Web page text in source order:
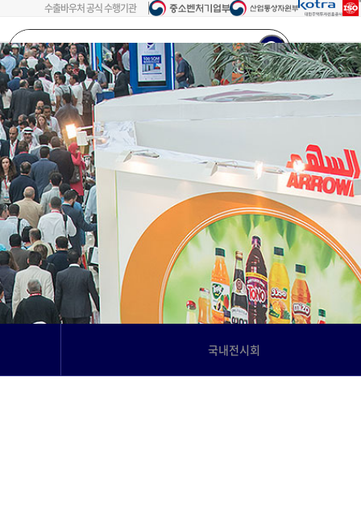
수출바우처 공식 수행기관
검색어를
입력해주세요...
회원가입 로그인
국내전시회